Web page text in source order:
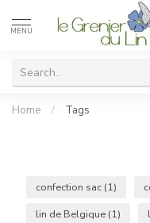
MENU
Home / Tags
confection sac (1)
lin de Belgique (1)